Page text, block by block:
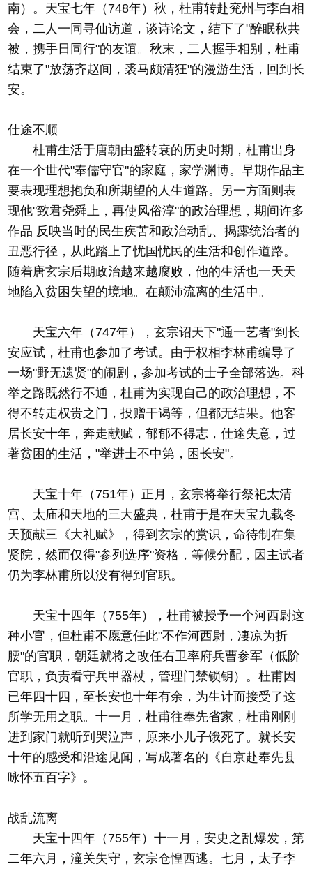
南）。天宝七年（748年）秋，杜甫转赴兖州与李白相
会，二人一同寻仙访道，谈诗论文，结下了"醉眠秋共
被，携手日同行"的友谊。秋末，二人握手相别，杜甫
结束了"放荡齐赵间，裘马颇清狂"的漫游生活，回到长
安。
仕途不顺
杜甫生活于唐朝由盛转衰的历史时期，杜甫出身
在一个世代"奉儒守官"的家庭，家学渊博。早期作品主
要表现理想抱负和所期望的人生道路。另一方面则表
现他"致君尧舜上，再使风俗淳"的政治理想，期间许多
作品 反映当时的民生疾苦和政治动乱、揭露统治者的
丑恶行径，从此踏上了忧国忧民的生活和创作道路。
随着唐玄宗后期政治越来越腐败，他的生活也一天天
地陷入贫困失望的境地。在颠沛流离的生活中。
天宝六年（747年），玄宗诏天下"通一艺者"到长
安应试，杜甫也参加了考试。由于权相李林甫编导了
一场"野无遗贤"的闹剧，参加考试的士子全部落选。科
举之路既然行不通，杜甫为实现自己的政治理想，不
得不转走权贵之门，投赠干谒等，但都无结果。他客
居长安十年，奔走献赋，郁郁不得志，仕途失意，过
著贫困的生活，"举进士不中第，困长安"。
天宝十年（751年）正月，玄宗将举行祭祀太清
宫、太庙和天地的三大盛典，杜甫于是在天宝九载冬
天预献三《大礼赋》，得到玄宗的赏识，命待制在集
贤院，然而仅得"参列选序"资格，等候分配，因主试者
仍为李林甫所以没有得到官职。
天宝十四年（755年），杜甫被授予一个河西尉这
种小官，但杜甫不愿意任此"不作河西尉，凄凉为折
腰"的官职，朝廷就将之改任右卫率府兵曹参军（低阶
官职，负责看守兵甲器杖，管理门禁锁钥）。杜甫因
已年四十四，至长安也十年有余，为生计而接受了这
所学无用之职。十一月，杜甫往奉先省家，杜甫刚刚
进到家门就听到哭泣声，原来小儿子饿死了。就长安
十年的感受和沿途见闻，写成著名的《自京赴奉先县
咏怀五百字》。
战乱流离
天宝十四年（755年）十一月，安史之乱爆发，第
二年六月，潼关失守，玄宗仓惶西逃。七月，太子李